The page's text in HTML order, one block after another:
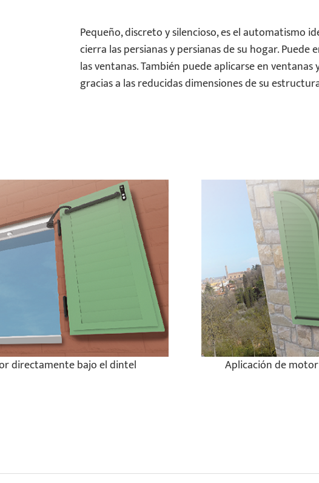
Pequeño, discreto y silencioso, es el automatismo
cierra las persianas y persianas de su hogar.
las ventanas. También puede aplicarse en
gracias a las reducidas dimensiones de su
directamente bajo el dintel Aplicación de